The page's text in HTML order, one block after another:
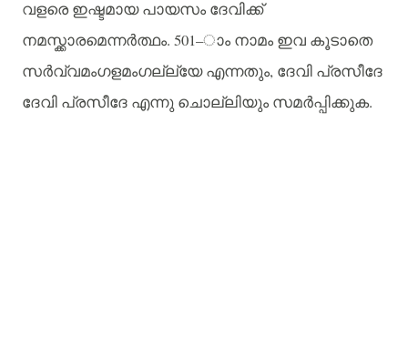
വളരെ ഇഷ്ടമായ പായസം ദേവിക്ക്
നമസ്ക്കാരമെന്നർത്ഥം. 501–ാം നാമം ഇവ കൂടാതെ
സര്‍വ്വമംഗളമംഗല്ല്യേ എന്നതും, ദേവി പ്രസീദേ
ദേവി പ്രസീദേ എന്നു ചൊല്ലിയും സമർപ്പിക്കുക.